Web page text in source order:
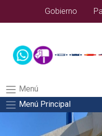
alumnos/plantilla_tecnmSalida del
Gobierno
Menú
Menú Principal